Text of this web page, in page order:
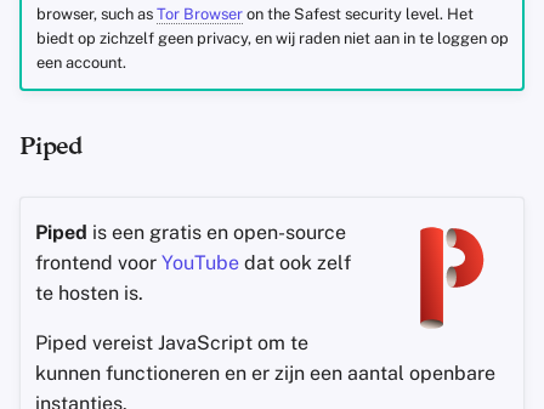
browser, such as Tor Browseron the Safest security level. Het
biedt op zichzelf geen privacy, en wij raden niet aan in te loggen op
een account.
Piped
Piped is een gratis en open-source
frontend voor YouTube dat ook zelf
te hosten is.
Piped vereist JavaScript om te
kunnen functioneren en er zijn een aantal openbare
instanties.